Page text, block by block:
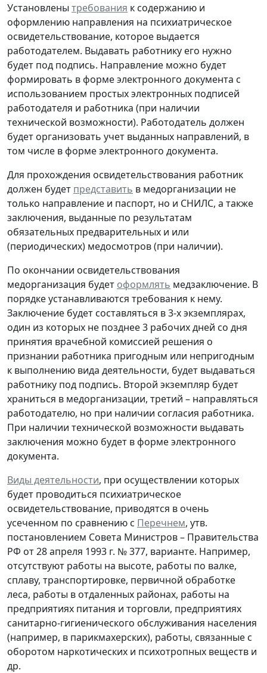
Установлены требования к содержанию и
оформлению направления на психиатрическое
освидетельствование, которое выдается
работодателем. Выдавать работнику его нужно
будет под подпись. Направление можно будет
формировать в форме электронного документа с
использованием простых электронных подписей
работодателя и работника (при наличии
технической возможности). Работодатель должен
будет организовать учет выданных направлений, в
том числе в форме электронного документа.
Для прохождения освидетельствования работник
должен будет представить в медорганизации не
только направление и паспорт, но и СНИЛС, а также
заключения, выданные по результатам
обязательных предварительных и или
(периодических) медосмотров (при наличии).
По окончании освидетельствования
медорганизация будет оформлять медзаключение. В
порядке устанавливаются требования к нему.
Заключение будет составляться в 3-х экземплярах,
один из которых не позднее 3 рабочих дней со дня
принятия врачебной комиссией решения о
признании работника пригодным или непригодным
к выполнению вида деятельности, будет выдаваться
работнику под подпись. Второй экземпляр будет
храниться в медорганизации, третий – направляться
работодателю, но при наличии согласия работника.
При наличии технической возможности выдавать
заключения можно будет в форме электронного
документа.
Виды деятельности, при осуществлении которых
будет проводиться психиатрическое
освидетельствование, приводятся в очень
усеченном по сравнению с Перечнем, утв.
постановлением Совета Министров – Правительства
РФ от 28 апреля 1993 г. № 377, варианте. Например,
отсутствуют работы на высоте, работы по валке,
сплаву, транспортировке, первичной обработке
леса, работы в отдаленных районах, работы на
предприятиях питания и торговли, предприятиях
санитарно-гигиенического обслуживания населения
(например, в парикмахерских), работы, связанные с
оборотом наркотических и психотропных веществ и
др.